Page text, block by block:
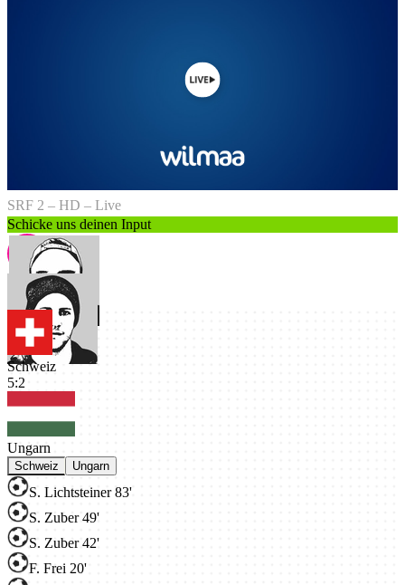
SRF 2 – HD – Live
Schicke uns deinen Input
Schweiz
5:2
Ungarn
Schweiz Ungarn
S. Lichtsteiner 83'
S. Zuber 49'
S. Zuber 42'
F. Frei 20'